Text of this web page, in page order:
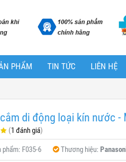
PHẨM TIN TỨC LIÊN HỆ
di động loại kín nước -
(1 đánh giá)
phẩm: F035-6 Thương hiệu: